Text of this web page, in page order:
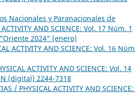
Nacionales y Paranacionales de
AND SCIENCE: Vol. 17 Núm. 1
2024" (enero)
ACTIVITY AND SCIENCE: Vol. 16
ACTIVITY AND SCIENCE: Vol. 14
(digital) 2244-7318
/ PHYSICAL ACTIVITY AND